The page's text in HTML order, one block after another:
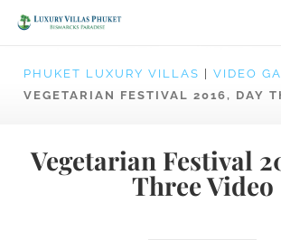
PHUKET LUXURY VILLAS VIDEO
VEGETARIAN FESTIVAL 2016, DAY
Vegetarian Festival
Three Video